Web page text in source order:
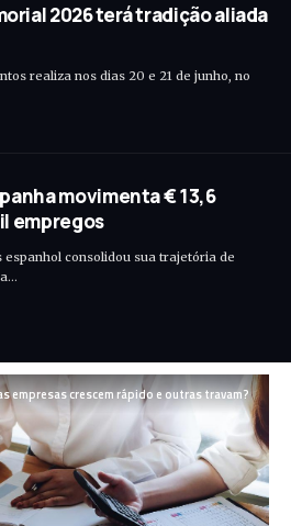
2026 terá tradição aliada
realiza nos dias 20 e 21 de junho, no
movimenta € 13,6
empregos
consolidou sua trajetória de
empresas crescem rápido e outras travam?